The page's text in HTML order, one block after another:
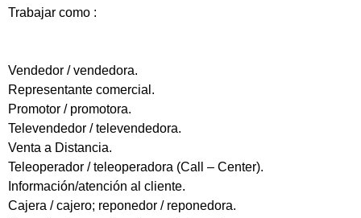
Trabajar como :
Vendedor / vendedora.
Representante comercial.
Promotor / promotora.
Televendedor / televendedora.
Venta a Distancia.
Teleoperador / teleoperadora (Call – Center).
Información/atención al cliente.
Cajera / cajero; reponedor / reponedora.